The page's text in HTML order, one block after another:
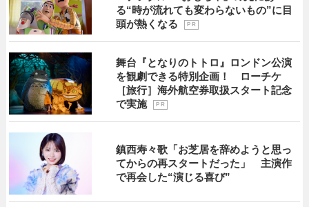
る“時が流れても変わらないもの”に目
頭が熱くなる
P R
舞台『となりのトトロ』ロンドン公演
を観劇できる特別企画！ ローチケ
［旅行］海外航空券取扱スタート記念
で実施
P R
鎮西寿々歌「お芝居を辞めようと思っ
てからの再スタートだった」 主演作
で再会した“演じる喜び”